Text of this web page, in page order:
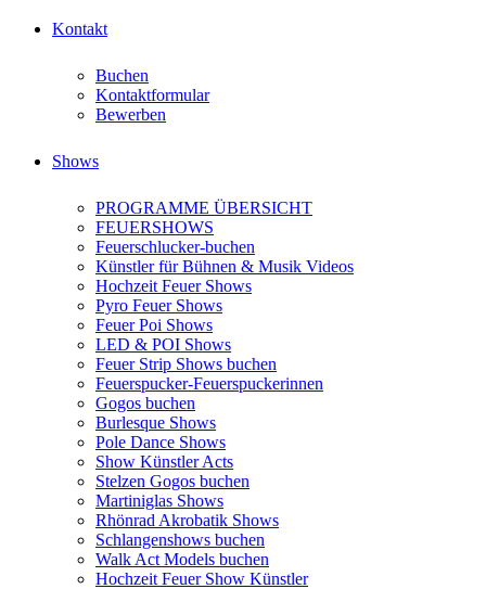
Kontakt
Buchen
Kontaktformular
Bewerben
Shows
PROGRAMME ÜBERSICHT
FEUERSHOWS
Feuerschlucker-buchen
Künstler für Bühnen & Musik Videos
Hochzeit Feuer Shows
Pyro Feuer Shows
Feuer Poi Shows
LED & POI Shows
Feuer Strip Shows buchen
Feuerspucker-Feuerspuckerinnen
Gogos buchen
Burlesque Shows
Pole Dance Shows
Show Künstler Acts
Stelzen Gogos buchen
Martiniglas Shows
Rhönrad Akrobatik Shows
Schlangenshows buchen
Walk Act Models buchen
Hochzeit Feuer Show Künstler